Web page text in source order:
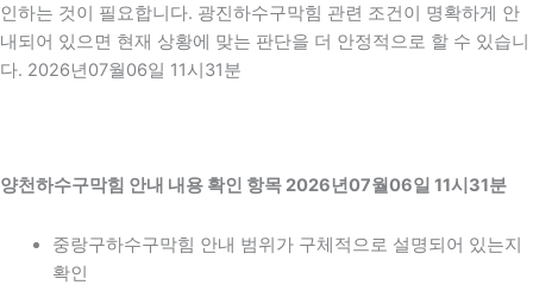
인하는 것이 필요합니다. 광진하수구막힘 관련 조건이 명확하게 안
내되어 있으면 현재 상황에 맞는 판단을 더 안정적으로 할 수 있습니
다. 2026년07월06일 11시31분
양천하수구막힘 안내 내용 확인 항목 2026년07월06일 11시31분
중랑구하수구막힘 안내 범위가 구체적으로 설명되어 있는지
확인